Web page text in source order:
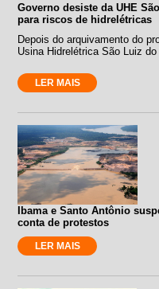
Governo desiste da UHE
para riscos de hidrelétricas
Depois do arquivamento do
Usina Hidrelétrica São Luiz
LER MAIS
Ibama e Santo Antônio
conta de protestos
LER MAIS